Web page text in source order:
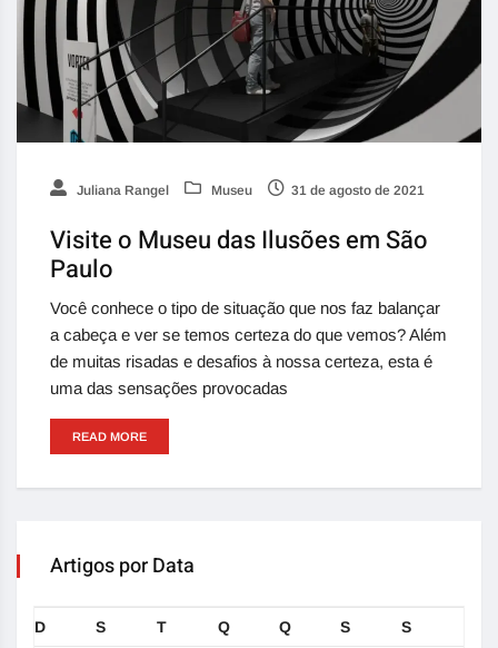
Juliana Rangel Museu 31 de agosto de 2021
Visite o Museu das Ilusões em São
Paulo
Você conhece o tipo de situação que nos faz balançar
a cabeça e ver se temos certeza do que vemos? Além
de muitas risadas e desafios à nossa certeza, esta é
uma das sensações provocadas
READ MORE
Artigos por Data
D S T Q Q S S